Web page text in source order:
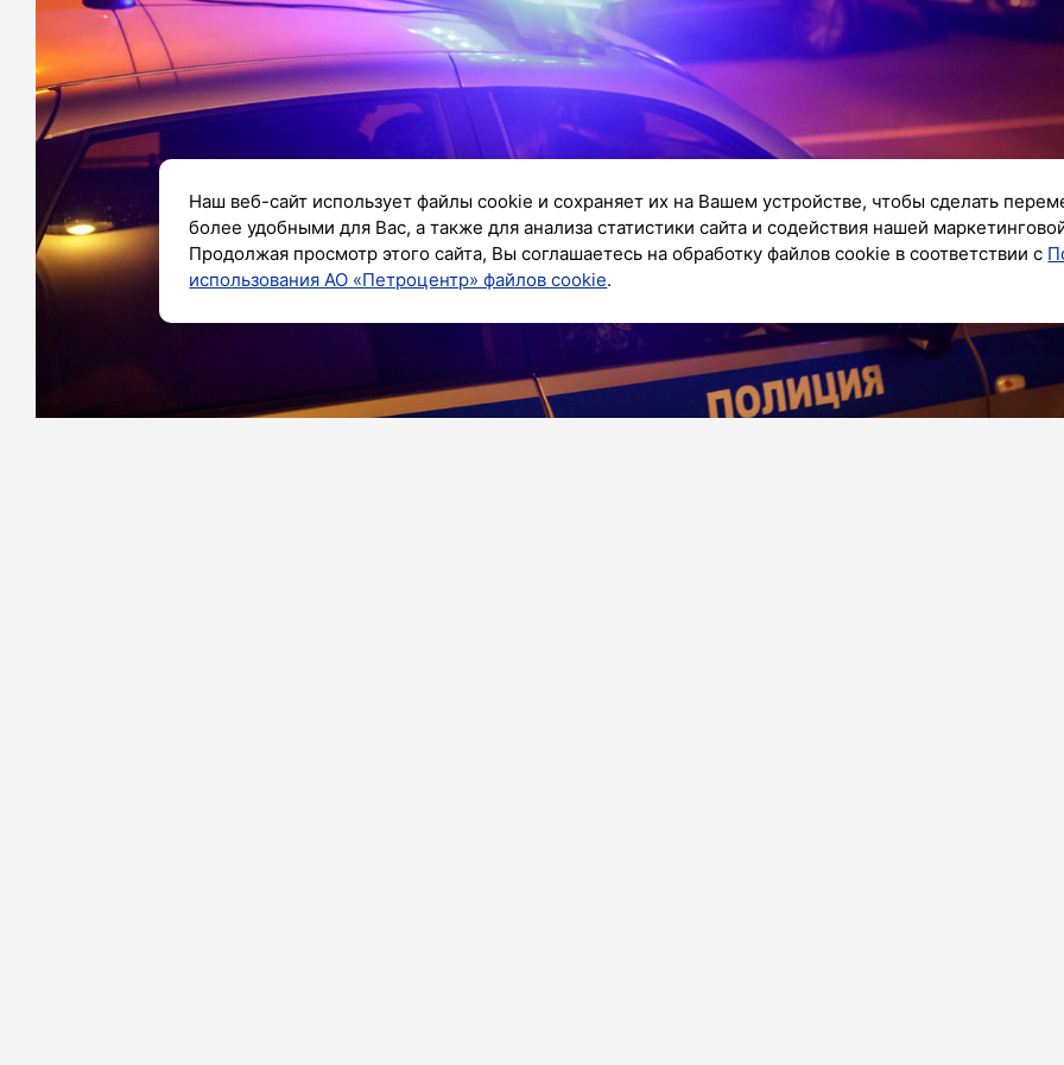
Наш веб-сайт использует файлы cookie и сохраняет их на Вашем устройстве, чтобы сделать
более удобными для Вас, а также для анализа статистики сайта и содействия нашей
Продолжая просмотр этого сайта, Вы соглашаетесь на обработку файлов cookie в соответствии с
использования АО «Петроцентр» файлов cookie.